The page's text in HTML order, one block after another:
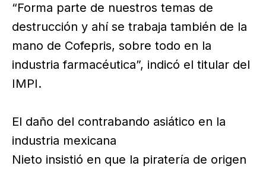
“Forma parte de nuestros temas de
destrucción y ahí se trabaja también de la
mano de Cofepris, sobre todo en la
industria farmacéutica”, indicó el titular del
IMPI.
El daño del contrabando asiático en la
industria mexicana
Nieto insistió en que la piratería de origen